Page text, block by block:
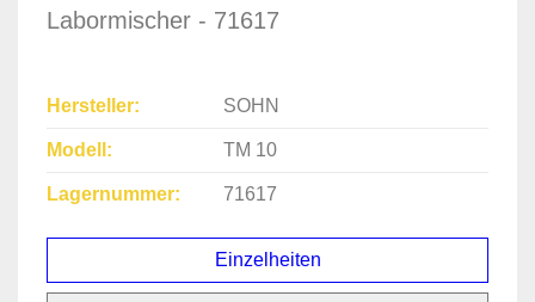
Labormischer - 71617
Hersteller SOHN
Modell TM 10
Lagernummer 71617
Einzelheiten